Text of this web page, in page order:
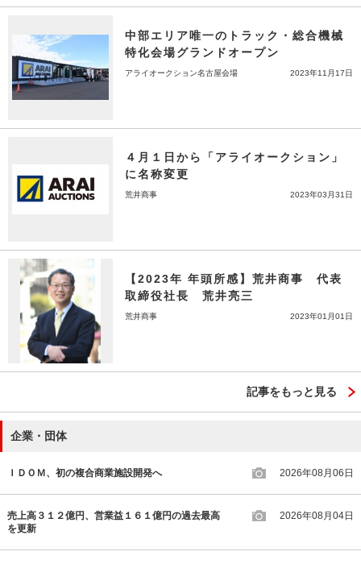
中部エリア唯一のトラック・総合機械
特化会場グランドオープン
アライオークション名古屋会場 2023年11月17日
４月１日から「アライオークション」
に名称変更
荒井商事 2023年03月31日
【2023年 年頭所感】荒井商事 代表
取締役社長 荒井亮三
荒井商事 2023年01月01日
記事をもっと見る
企業・団体
ＩＤＯＭ、初の複合商業施設開発へ 2026年08月06日
売上高３１２億円、営業益１６１億円の過去最高
を更新
2026年08月04日